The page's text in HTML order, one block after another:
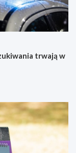
trwają w